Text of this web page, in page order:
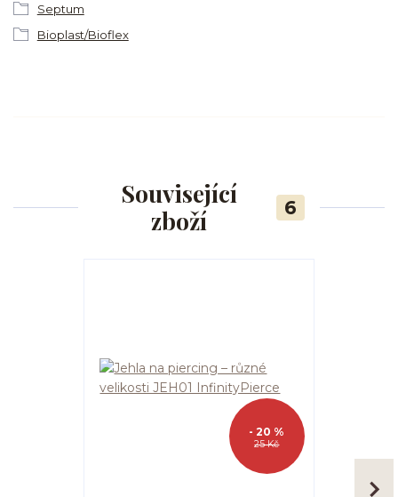
Septum
Bioplast/Bioflex
Související
zboží
6
25 Kč
- 20 %